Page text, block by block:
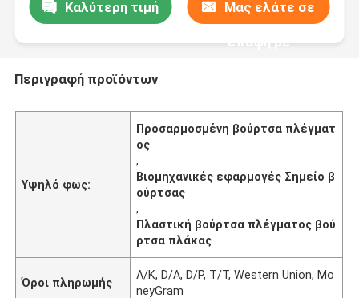
Καλύτερη τιμή Μας ελάτε σε
επαφή με
Περιγραφή προϊόντων
Υψηλό φως:
Προσαρμοσμένη βούρτσα πλέγματ
ος
,
Βιομηχανικές εφαρμογές Σημείο β
ούρτσας
,
Πλαστική βούρτσα πλέγματος βού
ρτσα πλάκας
Όροι πληρωμής
Λ/Κ, D/A, D/P, T/T, Western Union, Mo
neyGram